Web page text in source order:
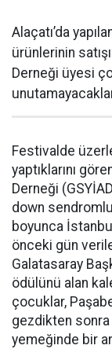
Alaçatı’da
ürünlerinin
Derneği üyesi
Festivalde
yaptıklarını
Derneği
down
boyunca
önceki gün
Galatasaray
ödülünü alan
çocuklar,
gezdikten sonra
yemeğinde bir